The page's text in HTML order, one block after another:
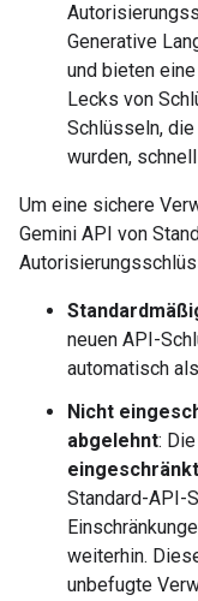
Generative
und bieten
Lecks von
Schlüsseln,
wurden,
Um eine sichere
Gemini API von
neuen API-
automatisch
Nicht
abgelehnt:
Standard-API-
weiterhin.
unbefugte